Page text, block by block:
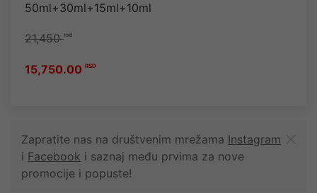
50ml+30ml+15ml+10ml
21,450rsd
15,750.00 RSD
Zapratite nas na društvenim mrežama Instagram
i Facebook i saznaj među prvima za nove
promocije i popuste!